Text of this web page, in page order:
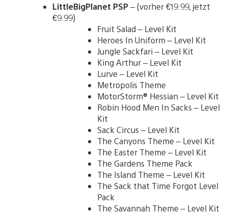
LittleBigPlanet PSP– (vorher €19.99, jetzt
€9.99)
Fruit Salad – Level Kit
Heroes In Uniform – Level Kit
Jungle Sackfari – Level Kit
King Arthur – Level Kit
Lurve – Level Kit
Metropolis Theme
MotorStorm® Hessian – Level Kit
Robin Hood Men In Sacks – Level
Kit
Sack Circus – Level Kit
The Canyons Theme – Level Kit
The Easter Theme – Level Kit
The Gardens Theme Pack
The Island Theme – Level Kit
The Sack that Time Forgot Level
Pack
The Savannah Theme – Level Kit